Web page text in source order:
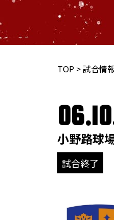
TOP >試合情
小野路球
試合終了